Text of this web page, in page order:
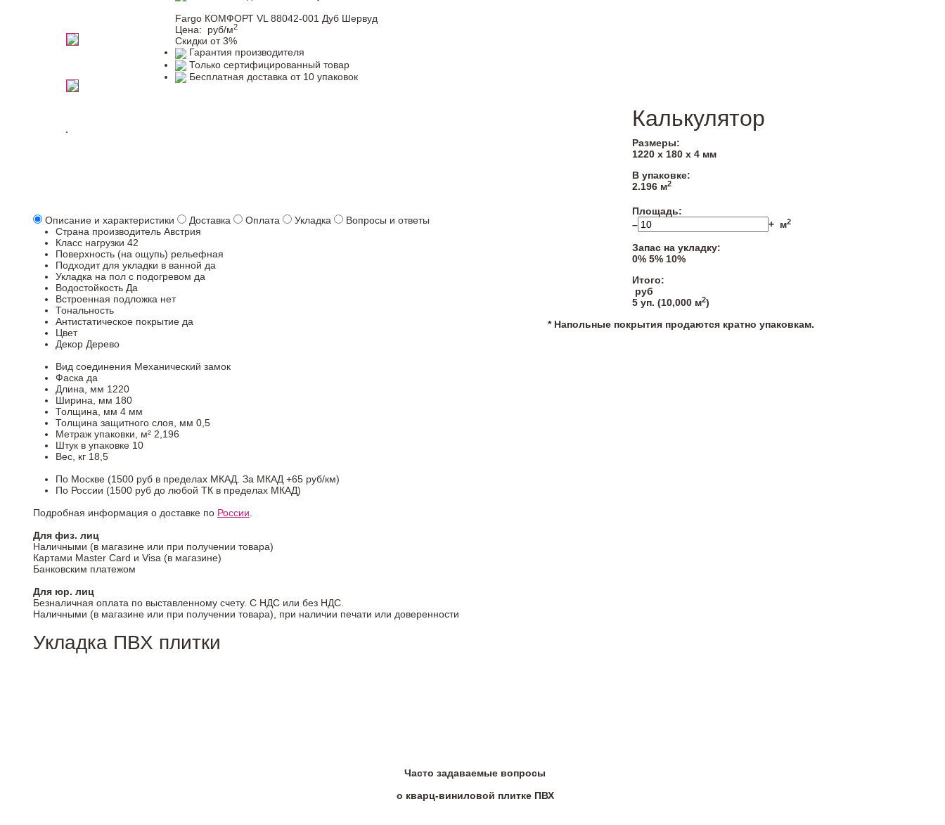
Fargo КОМФОРТ VL 88042-001 Дуб Шервуд
Цена:
руб/м2
Скидки от 3%
Гарантия производителя
Только сертифицированный товар
Бесплатная доставка от 10 упаковок
Калькулятор
Размеры:
1220 х 180 х 4 мм
В упаковке:
2.196 м2
Площадь:
–
+ м2
Запас на укладку:
0% 5% 10%
Итого:
руб
5 уп. (10,000 м2)
* Напольные покрытия продаются кратно упаковкам.
Описание и характеристики Доставка Оплата Укладка
Вопросы и ответы
Страна производитель Австрия
Класс нагрузки 42
Поверхность (на ощупь) рельефная
Подходит для укладки в ванной да
Укладка на пол c подогревом да
Водостойкость Да
Встроенная подложка нет
Тональность
Антистатическое покрытие да
Цвет
Декор Дерево
Вид соединения Механический замок
Фаска да
Длина, мм 1220
Ширина, мм 180
Толщина, мм 4 мм
Толщина защитного слоя, мм 0,5
Метраж упаковки, м² 2,196
Штук в упаковке 10
Вес, кг 18,5
По Москве (1500 руб в пределах МКАД. За МКАД +65 руб/км)
По России (1500 руб до любой ТК в пределах МКАД)
Подробная информация о доставке по России
Для физ. лиц
Наличными (в магазине или при получении товара)
Картами Master Card и Visa (в магазине)
Банковским платежом
Для юр. лиц
Безналичная оплата по выставленному счету. С НДС или без НДС.
Наличными (в магазине или при получении товара), при наличии печати или доверенности
Укладка ПВХ плитки
Часто задаваемые вопросы
о кварц-виниловой плитке ПВХ